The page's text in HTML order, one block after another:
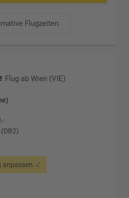
Flugzeiten
Flug ab Wien (VIE)
anpassen